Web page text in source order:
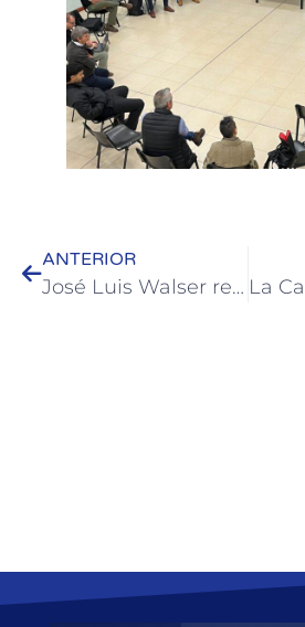
ANTERIOR
José Luis Walser recibió a Evangelina Bianciotto y destacó su obra dedicada a Alejo Peyret